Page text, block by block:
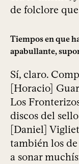
de folclore
Tiempos en que
apabullante,
Sí, claro.
[Horacio]
Los
discos del
[Daniel]
también los de
a sonar